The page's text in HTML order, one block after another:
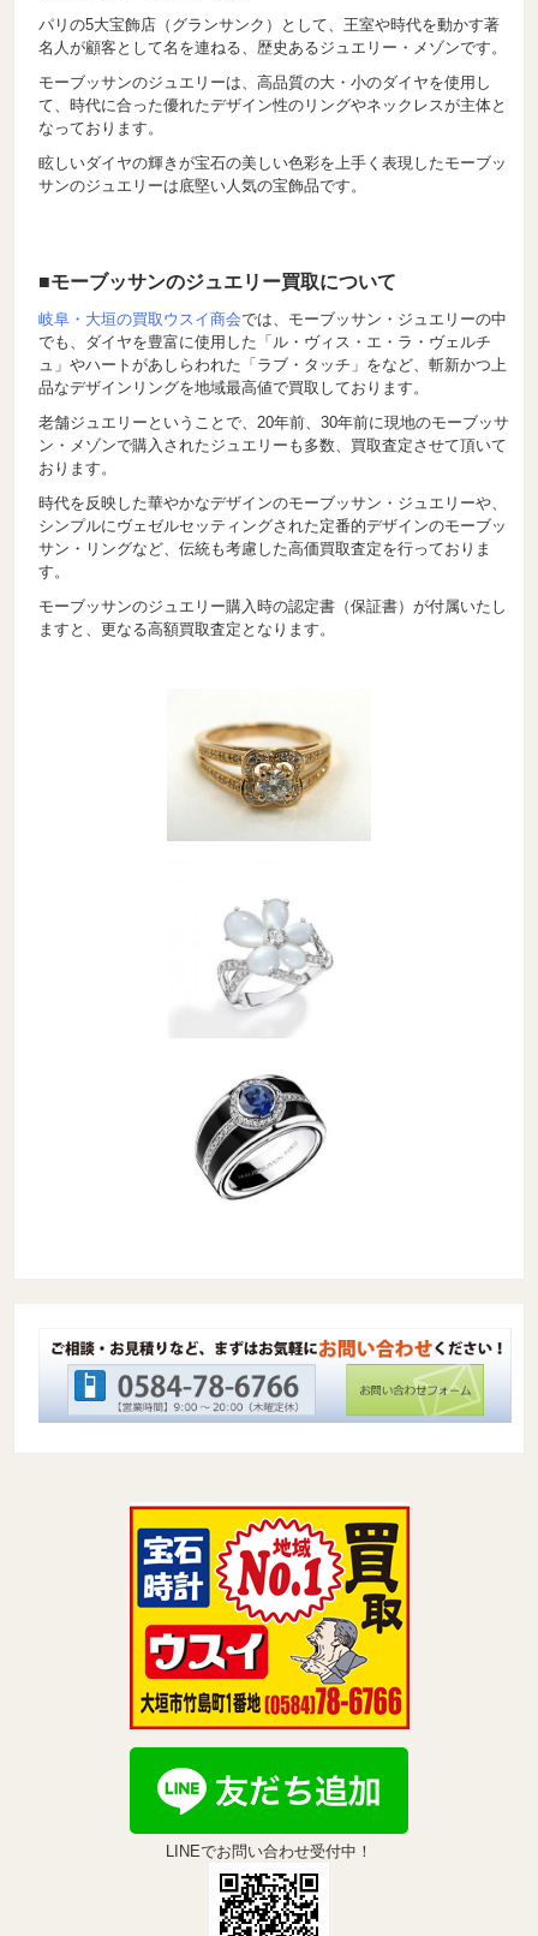
パリの5大宝飾店（グランサンク）として、王室や時代を動かす著
名人が顧客として名を連ねる、歴史あるジュエリー・メゾンです。
モーブッサンのジュエリーは、高品質の大・小のダイヤを使用し
て、時代に合った優れたデザイン性のリングやネックレスが主体と
なっております。
眩しいダイヤの輝きが宝石の美しい色彩を上手く表現したモーブッ
サンのジュエリーは底堅い人気の宝飾品です。
■モーブッサンのジュエリー買取について
岐阜・大垣の買取ウスイ商会では、モーブッサン・ジュエリーの中
でも、ダイヤを豊富に使用した「ル・ヴィス・エ・ラ・ヴェルチ
ュ」やハートがあしらわれた「ラブ・タッチ」をなど、斬新かつ上
品なデザインリングを地域最高値で買取しております。
老舗ジュエリーということで、20年前、30年前に現地のモーブッサ
ン・メゾンで購入されたジュエリーも多数、買取査定させて頂いて
おります。
時代を反映した華やかなデザインのモーブッサン・ジュエリーや、
シンプルにヴェゼルセッティングされた定番的デザインのモーブッ
サン・リングなど、伝統も考慮した高価買取査定を行っておりま
す。
モーブッサンのジュエリー購入時の認定書（保証書）が付属いたし
ますと、更なる高額買取査定となります。
LINEでお問い合わせ受付中！